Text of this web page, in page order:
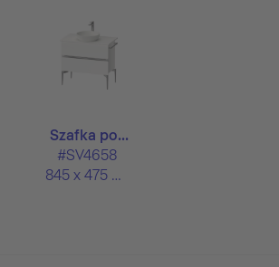
Szafka po...
#SV4658
845 x 475 mm